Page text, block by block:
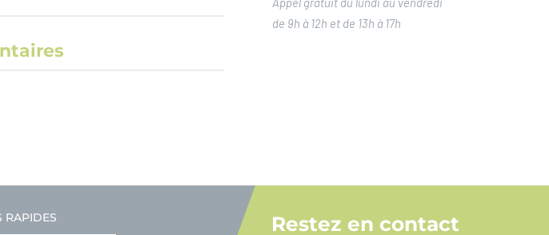
de 9h à 12h et de 13h à 17h
RAPIDES Restez en contact